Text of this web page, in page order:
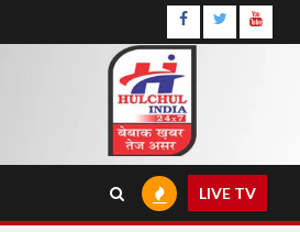
Facebook
Twitter
LIVE TV